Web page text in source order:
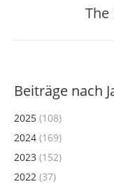
The
Beiträge nach
2025 (108)
2024 (169)
2023 (152)
2022 (37)